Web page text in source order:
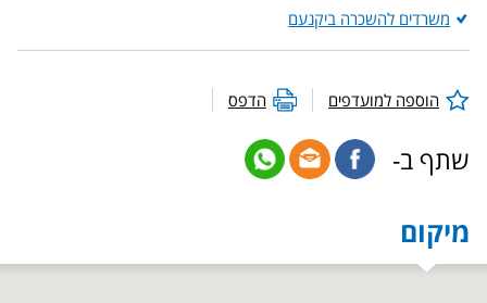
משרדים להשכרה ביקנעם
הוספה למועדפים הדפס
שתף ב-
מיקום